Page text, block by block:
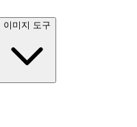
이미지 도구